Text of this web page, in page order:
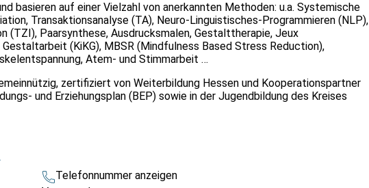
basieren auf einer Vielzahl von anerkannten Methoden: u.a. Systemische
Transaktionsanalyse (TA), Neuro-Linguistisches-Programmieren (NLP),
(TZI), Paarsynthese, Ausdrucksmalen, Gestalttherapie, Jeux
Gestaltarbeit (KiKG), MBSR (Mindfulness Based Stress Reduction),
Atem- und Stimmarbeit …
zertifiziert von Weiterbildung Hessen und Kooperationspartner
und Erziehungsplan (BEP) sowie in der Jugendbildung des Kreises
Telefonnummer anzeigen